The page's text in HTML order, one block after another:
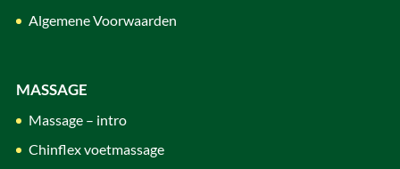
Algemene Voorwaarden
MASSAGE
Massage – intro
Chinflex voetmassage